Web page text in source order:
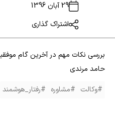
29 آبان 1396
اشتراک گذاری
بررسی نکات مهم در آخرین گام
حامد مرندی
#وکالت #مشاوره #رفتار_هوشمند